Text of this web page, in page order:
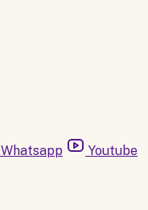
Whatsapp Youtube